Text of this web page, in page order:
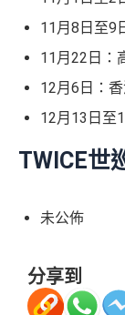
11月8日至9
11月22日：
12月6日：香
12月13日至
TWICE世
未公佈
分享到